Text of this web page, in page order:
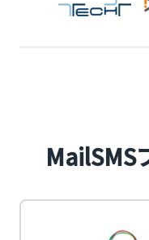
MailSMS